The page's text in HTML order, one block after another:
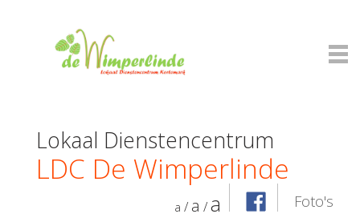
Lokaal Dienstencentrum
LDC De Wimperlinde
a / a /a Foto's